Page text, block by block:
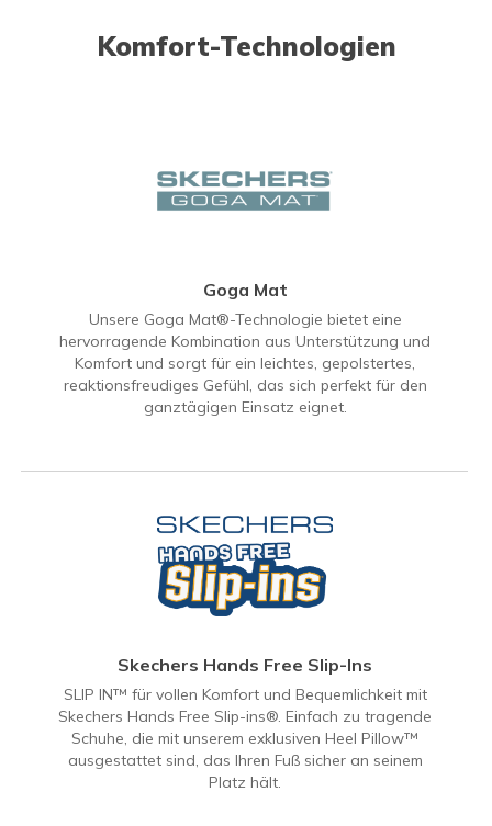
Komfort-Technologien
Goga Mat
Unsere Goga Mat®-Technologie bietet eine
hervorragende Kombination aus Unterstützung und
Komfort und sorgt für ein leichtes, gepolstertes,
reaktionsfreudiges Gefühl, das sich perfekt für den
ganztägigen Einsatz eignet.
Skechers Hands Free Slip-Ins
SLIP IN™ für vollen Komfort und Bequemlichkeit mit
Skechers Hands Free Slip-ins®. Einfach zu tragende
Schuhe, die mit unserem exklusiven Heel Pillow™
ausgestattet sind, das Ihren Fuß sicher an seinem
Platz hält.